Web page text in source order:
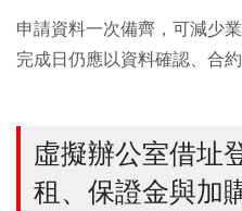
申請資料一次備齊，可減少
完成日仍應以資料確認、合
虛擬辦公室借址
租、保證金與加